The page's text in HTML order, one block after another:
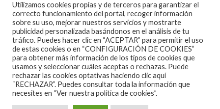
2007 COPYRIGHT -CODETIPITHEME
Utilizamos cookies propias y de terceros para garantizar el
correcto funcionamiento del portal, recoger información
sobre su uso, mejorar nuestros servicios y mostrarte
publicidad personalizada basándonos en el análisis de tu
tráfico. Puedes hacer clic en “ACEPTAR” para permitir el uso
de estas cookies o en “CONFIGURACIÓN DE COOKIES”
para obtener más información de los tipos de cookies que
usamos y seleccionar cuáles aceptas o rechazas. Puede
rechazar las cookies optativas haciendo clic aquí
“RECHAZAR”. Puedes consultar toda la información que
necesites en “Ver nuestra política de cookies”.